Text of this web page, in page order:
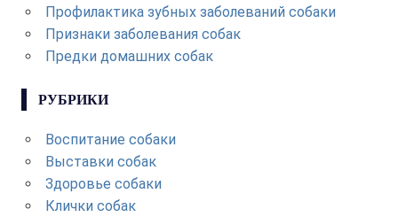
Профилактика зубных заболеваний собаки
Признаки заболевания собак
Предки домашних собак
РУБРИКИ
Воспитание собаки
Выставки собак
Здоровье собаки
Клички собак